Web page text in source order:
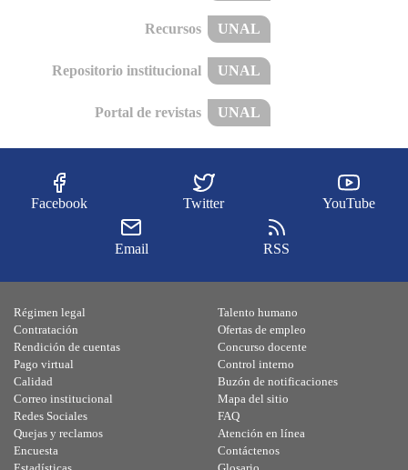
Recursos UNAL
Repositorio institucional UNAL
Portal de revistas UNAL
Facebook Twitter YouTube
Email RSS
Régimen legal
Contratación
Rendición de cuentas
Pago virtual
Calidad
Talento humano
Ofertas de empleo
Concurso docente
Control interno
Buzón de notificaciones
Correo institucional
Redes Sociales
Quejas y reclamos
Encuesta
Mapa del sitio
FAQ
Atención en línea
Contáctenos